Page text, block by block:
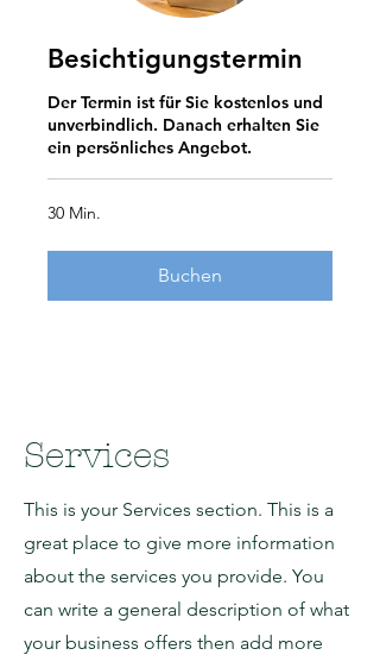
Besichtigungstermin
Der Termin ist für Sie kostenlos und
unverbindlich. Danach erhalten Sie
ein persönliches Angebot.
30 Min.
Buchen
Services
This is your Services section. This is a
great place to give more information
about the services you provide. You
can write a general description of what
your business offers then add more